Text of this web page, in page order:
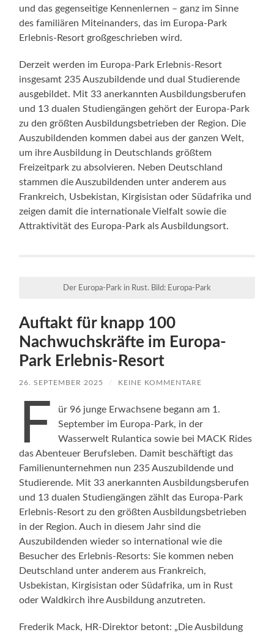
und das gegenseitige Kennenlernen – ganz im Sinne
des familiären Miteinanders, das im Europa-Park
Erlebnis-Resort großgeschrieben wird.
Derzeit werden im Europa-Park Erlebnis-Resort
insgesamt 235 Auszubildende und dual Studierende
ausgebildet. Mit 33 anerkannten Ausbildungsberufen
und 13 dualen Studiengängen gehört der Europa-Park
zu den größten Ausbildungsbetrieben der Region. Die
Auszubildenden kommen dabei aus der ganzen Welt,
um ihre Ausbildung in Deutschlands größtem
Freizeitpark zu absolvieren. Neben Deutschland
stammen die Auszubildenden unter anderem aus
Frankreich, Usbekistan, Kirgisistan oder Südafrika und
zeigen damit die internationale Vielfalt sowie die
Attraktivität des Europa-Park als Ausbildungsort.
Der Europa-Park in Rust. Bild: Europa-Park
Auftakt für knapp 100
Nachwuchskräfte im Europa-
Park Erlebnis-Resort
26. SEPTEMBER 2025 / KEINE KOMMENTARE
F
ür 96 junge Erwachsene begann am 1.
September im Europa-Park, in der
Wasserwelt Rulantica sowie bei MACK Rides
das Abenteuer Berufsleben. Damit beschäftigt das
Familienunternehmen nun 235 Auszubildende und
Studierende. Mit 33 anerkannten Ausbildungsberufen
und 13 dualen Studiengängen zählt das Europa-Park
Erlebnis-Resort zu den größten Ausbildungsbetrieben
in der Region. Auch in diesem Jahr sind die
Auszubildenden wieder so international wie die
Besucher des Erlebnis-Resorts: Sie kommen neben
Deutschland unter anderem aus Frankreich,
Usbekistan, Kirgisistan oder Südafrika, um in Rust
oder Waldkirch ihre Ausbildung anzutreten.
Frederik Mack, HR-Direktor betont: „Die Ausbildung